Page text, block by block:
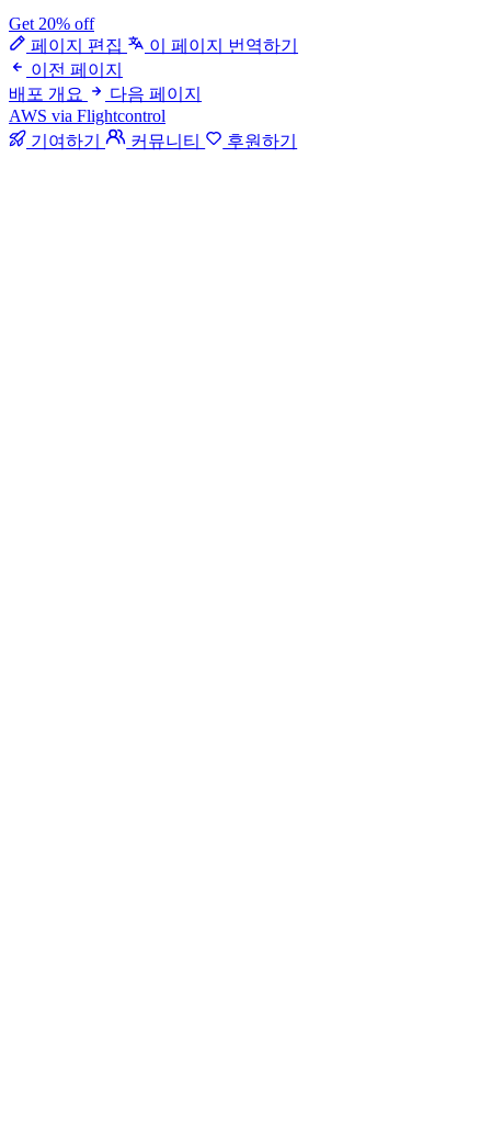
Get 20% off
페이지 편집
이 페이지 번역하기
이전 페이지
배포 개요
다음 페이지
AWS via Flightcontrol
기여하기
커뮤니티 후원하기